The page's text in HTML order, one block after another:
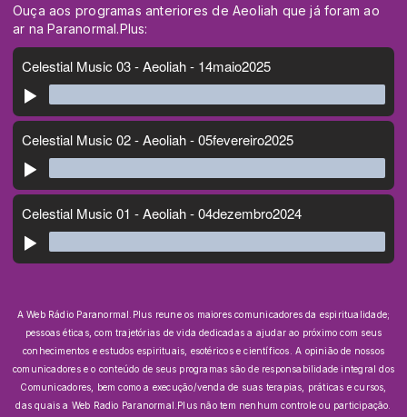
Ouça aos programas anteriores de Aeoliah que já foram ao
ar na Paranormal.Plus:
A Web Rádio Paranormal.Plus reune os maiores comunicadores da espiritualidade;
pessoas éticas, com trajetórias de vida dedicadas a ajudar ao próximo com seus
conhecimentos e estudos espirituais, esotéricos e científicos.A opinião de nossos
comunicadores e o conteúdo de seus programas são de responsabilidade integral dos
Comunicadores, bem como a execução/venda de suas terapias, práticas e cursos,
das quais a Web Radio Paranormal.Plus não tem nenhum controle ou participação.